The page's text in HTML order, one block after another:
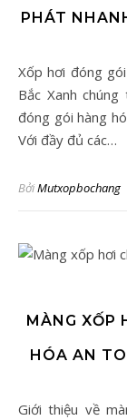
PHÁT
Xốp hơi đóng gói hàng hóa chuyển phát nhanh Công ty Hà
Bắc Xanh
đóng gói hàng
Với đầy đủ các…
BởiMutxopbochang
MÀNG XỐP
HÓA AN
Giới thiệu về màng xốp hơi chống sốc bảo vệ hàng hóa